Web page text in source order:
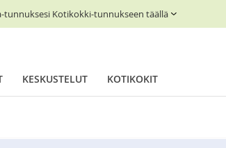
Kotikokki-tunnukseen täällä
KESKUSTELUT KOTIKOKIT